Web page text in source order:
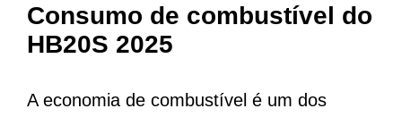
Consumo de combustível do
HB20S 2025
A economia de combustível é um dos